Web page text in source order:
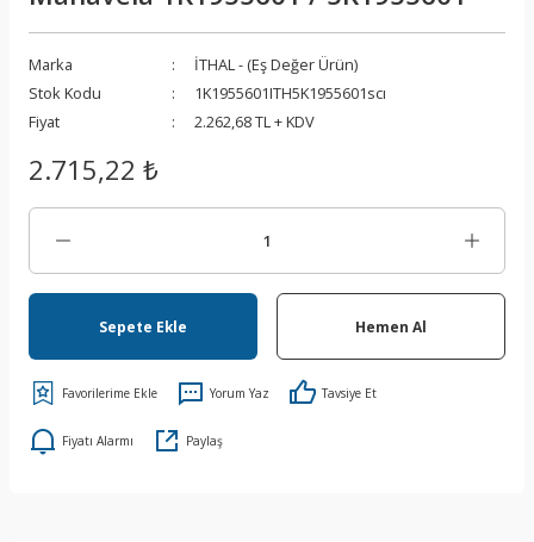
Marka
İTHAL - (Eş Değer Ürün)
Stok Kodu
1K1955601ITH5K1955601scı
Fiyat
2.262,68 TL + KDV
2.715,22 ₺
Sepete Ekle Hemen Al
Yorum Yaz Tavsiye Et
Fiyatı Alarmı Paylaş